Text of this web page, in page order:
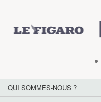
QUI SOMMES-NOUS ?